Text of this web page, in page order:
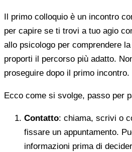
Il primo colloquio è un incontro
per capire se ti trovi a tuo agio
allo psicologo per comprendere
proporti il percorso più adatto.
proseguire dopo il primo incontro.
Ecco come si svolge, passo per
Contatto: chiama, scrivi o
fissare un appuntamento.
informazioni prima di